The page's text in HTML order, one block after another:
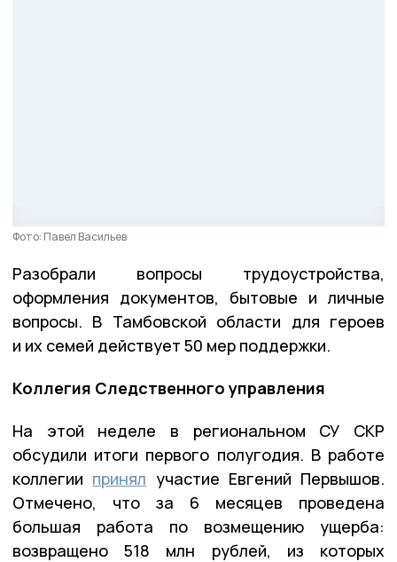
Фото: Павел Васильев
Разобрали вопросы трудоустройства,
оформления документов, бытовые и личные
вопросы. В Тамбовской области для героев
и их семей действует 50 мер поддержки.
Коллегия Следственного управления
На этой неделе в региональном СУ СКР
обсудили итоги первого полугодия. В работе
коллегии принял участие Евгений Первышов.
Отмечено, что за 6 месяцев проведена
большая работа по возмещению ущерба:
возвращено 518 млн рублей, из которых